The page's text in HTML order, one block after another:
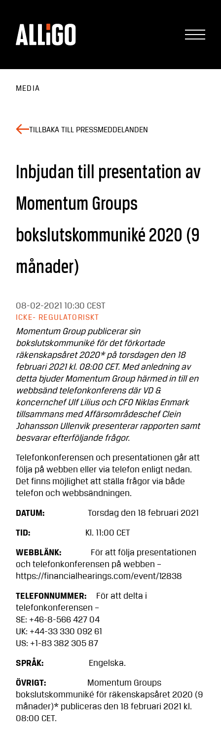
MEDIA
TILLBAKA TILL PRESSMEDDELANDEN
Inbjudan till presentation av
Momentum Groups
bokslutskommuniké 2020 (9
månader)
08-02-2021 10:30 CEST
ICKE- REGULATORISKT
Momentum Group publicerar sin
bokslutskommuniké för det förkortade
räkenskapsåret 2020* på torsdagen den 18
februari 2021 kl. 08:00 CET. Med anledning av
detta bjuder Momentum Group härmed in till en
webbsänd telefonkonferens där VD &
koncernchef Ulf Lilius och CFO Niklas Enmark
tillsammans med Affärsområdeschef Clein
Johansson Ullenvik presenterar rapporten samt
besvarar efterföljande frågor.
Telefonkonferensen och presentationen går att
följa på webben eller via telefon enligt nedan.
Det finns möjlighet att ställa frågor via både
telefon och webbsändningen.
DATUM: Torsdag den 18 februari 2021
TID: Kl. 11:00 CET
WEBBLÄNK: För att följa presentationen
och telefonkonferensen på webben –
https://financialhearings.com/event/12838
TELEFONNUMMER: För att delta i
telefonkonferensen –
SE: +46-8-566 427 04
UK: +44-33 330 092 61
US: +1-83 382 305 87
SPRÅK: Engelska.
ÖVRIGT: Momentum Groups
bokslutskommuniké för räkenskapsåret 2020 (9
månader)* publiceras den 18 februari 2021 kl.
08:00 CET.